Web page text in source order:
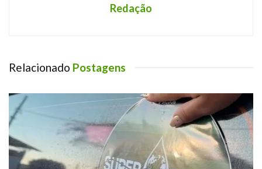
Redação
Relacionado Postagens